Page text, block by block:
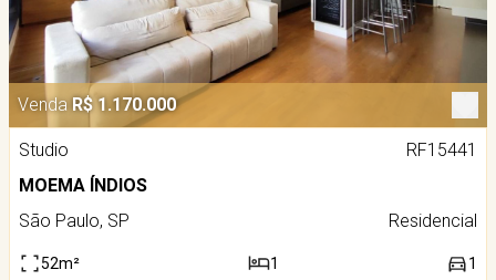
Venda R$ 1.170.000
Studio
RF15441
MOEMA ÍNDIOS
São Paulo, SP
Residencial
52m² 1 1